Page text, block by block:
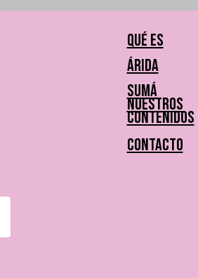
Qué es
Árida
Sumá
nuestros
contenidos
Contacto